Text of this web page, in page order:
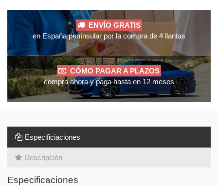
ENVÍO GRATIS
en España penínsular por la compra de 4 llantas
CÓMO PAGAR A PLAZOS
compra ahora y paga hasta en 12 meses
Especificiaciones
Descripción
Especificaciones